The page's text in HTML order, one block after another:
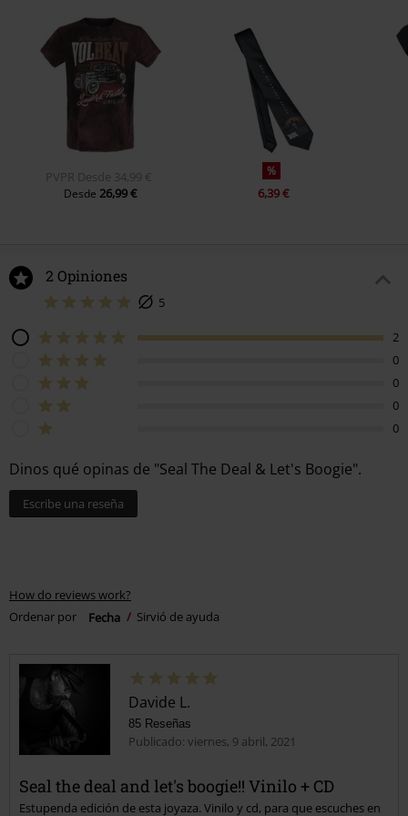
PVPR Desde 34,99 €
Desde 26,99 €
%
6,39 €
2 Opiniones
5
2
0
0
0
0
Dinos qué opinas de "Seal The Deal & Let's Boogie".
Escribe una reseña
How do reviews work?
Ordenar por
Fecha Sirvió de ayuda
Davide L.
85 Reseñas
Publicado: viernes, 9 abril, 2021
Seal the deal and let's boogie!! Vinilo + CD
Estupenda edición de esta joyaza. Vinilo y cd, para que escuches en